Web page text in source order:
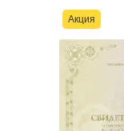
Акция